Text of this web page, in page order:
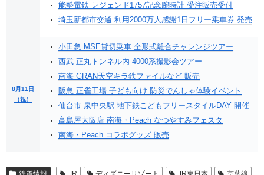
能勢電鉄 レジェンド1757記念腕時計 受注販売受付
埼玉新都市交通 利用2000万人感謝1日フリー乗車券 発売
8月11日
（祝）
小田急 MSE貸切乗車 全形式離合チャレンジツアー
西武 正丸トンネル内 4000系撮影会ツアー
南海 GRAN天空キラ鉄ファイルなど 販売
阪急 正雀工場 子ども向け 防災でんしゃ体験イベント
仙台市 泉中央駅 地下鉄こどもフリースタイルDAY 開催
高島屋大阪店 南海・Peach なつやすみフェスタ
南海・Peach コラボグッズ 販売